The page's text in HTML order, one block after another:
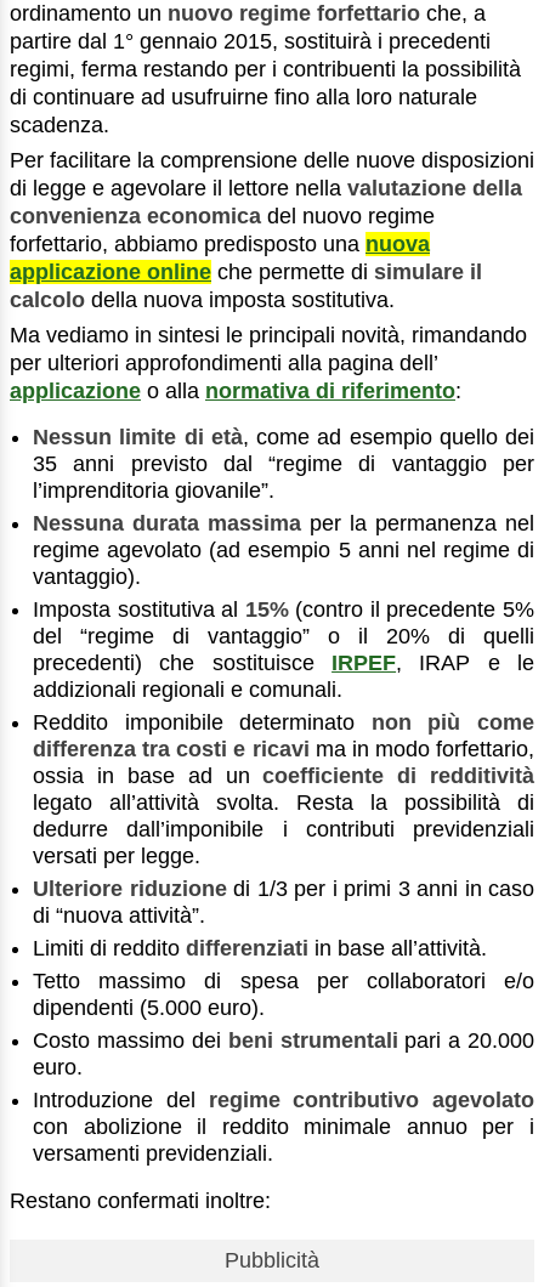
ordinamento un nuovo regime forfettario che, a
partire dal 1° gennaio 2015, sostituirà i precedenti
regimi, ferma restando per i contribuenti la possibilità
di continuare ad usufruirne fino alla loro naturale
scadenza.
Per facilitare la comprensione delle nuove disposizioni
di legge e agevolare il lettore nella valutazione della
convenienza economica del nuovo regime
forfettario, abbiamo predisposto una nuova
applicazione online che permette di simulare il
calcolo della nuova imposta sostitutiva.
Ma vediamo in sintesi le principali novità, rimandando
per ulteriori approfondimenti alla pagina dell’
applicazione o alla normativa di riferimento:
Nessun limite di età, come ad esempio quello dei
35 anni previsto dal “regime di vantaggio per
l’imprenditoria giovanile”.
Nessuna durata massima per la permanenza nel
regime agevolato (ad esempio 5 anni nel regime di
vantaggio).
Imposta sostitutiva al 15%(contro il precedente 5%
del “regime di vantaggio” o il 20% di quelli
precedenti) che sostituisce IRPEF, IRAP e le
addizionali regionali e comunali.
Reddito imponibile determinato non più come
differenza tra costi e ricavi ma in modo forfettario,
ossia in base ad uncoefficiente di redditività
legato all’attività svolta. Resta la possibilità di
dedurre dall’imponibile i contributi previdenziali
versati per legge.
Ulteriore riduzionedi 1/3 per i primi 3 anni in caso
di “nuova attività”.
Limiti di redditodifferenziati in base all’attività.
Tetto massimo di spesa per collaboratori e/o
dipendenti (5.000 euro).
Costo massimo dei beni strumentali pari a 20.000
euro.
Introduzione del regime contributivo agevolato
con abolizione il reddito minimale annuo per i
versamenti previdenziali.
Restano confermati inoltre:
Pubblicità